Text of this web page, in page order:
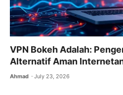
VPN Bokeh Adalah:
Alternatif Aman
Ahmad July 23, 2026